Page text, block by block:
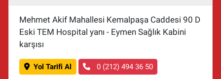
Mehmet Akif Mahallesi Kemalpaşa Caddesi 90 D
Eski TEM Hospital yanı - Eymen Sağlık Kabini
karşısı
Yol Tarifi Al 0 (212) 494 36 50